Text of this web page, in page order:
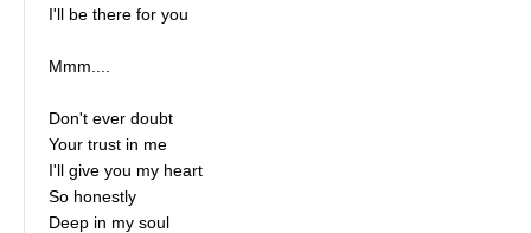
I'll be there for you
Mmm....
Don't ever doubt
Your trust in me
I'll give you my heart
So honestly
Deep in my soul